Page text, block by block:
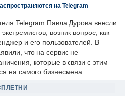
на Telegram
Telegram Павла Дурова внесли
возник вопрос, как
и его пользователей. В
что на сервис не
которые в связи с этим
на самого бизнесмена.